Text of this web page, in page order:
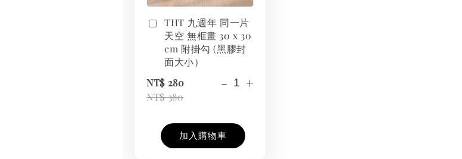
THT 九週年 同一片
天空 無框畫 30 x 30
cm 附掛勾 (黑膠封
面大小）
NT$ 280
NT$ 380
- +
加入購物車